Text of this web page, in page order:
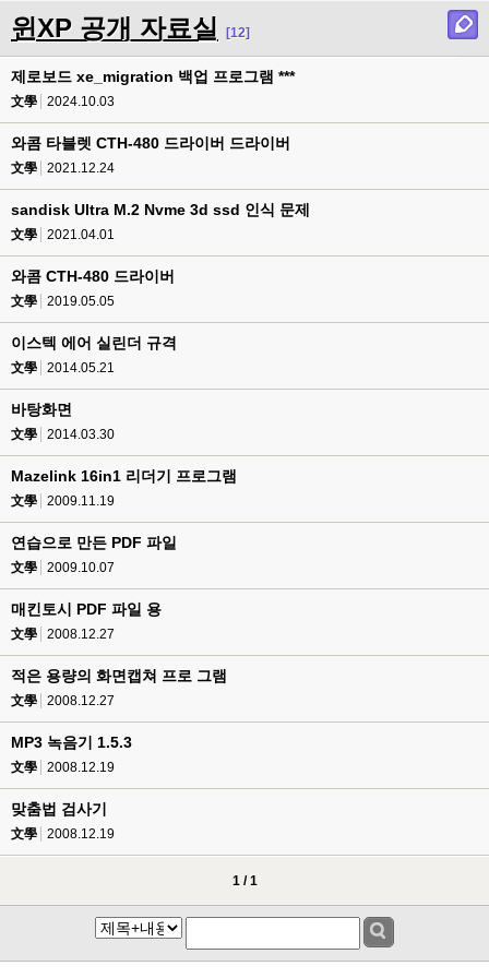
윈XP 공개 자료실 [12]
제로보드 xe_migration 백업 프로그램 ***
文學 2024.10.03
와콤 타블렛 CTH-480 드라이버 드라이버
文學 2021.12.24
sandisk Ultra M.2 Nvme 3d ssd 인식 문제
文學 2021.04.01
와콤 CTH-480 드라이버
文學 2019.05.05
이스텍 에어 실린더 규격
文學 2014.05.21
바탕화면
文學 2014.03.30
Mazelink 16in1 리더기 프로그램
文學 2009.11.19
연습으로 만든 PDF 파일
文學 2009.10.07
매킨토시 PDF 파일 용
文學 2008.12.27
적은 용량의 화면캡쳐 프로 그램
文學 2008.12.27
MP3 녹음기 1.5.3
文學 2008.12.19
맞춤법 검사기
文學 2008.12.19
1 / 1